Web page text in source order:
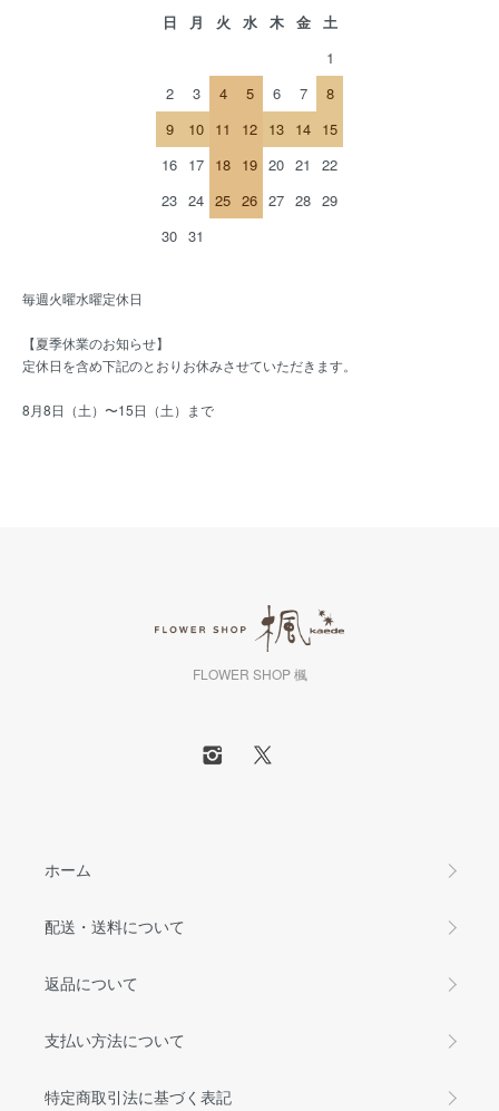
日 月 火 水 木 金
土
1
2
3 4 5 6 7
8
9
10 11 12 13 14 15
16 17 18 19 20 21
22
23 24 25 26 27 28 29
30 31
毎週火曜水曜定休日
【夏季休業のお知らせ】
定休日を含め下記のとおりお休みさせていただきます。
8月8日（土）〜15日（土）まで
FLOWER SHOP 楓
ホーム
配送・送料について
返品について
支払い方法について
特定商取引法に基づく表記